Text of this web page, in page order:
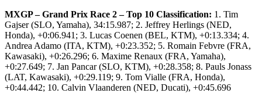
MXGP – Grand Prix Race 2 – Top 10 Classification: 1. Tim
Gajser (SLO, Yamaha), 34:15.987; 2. Jeffrey Herlings (NED,
Honda), +0:06.941; 3. Lucas Coenen (BEL, KTM), +0:13.334; 4.
Andrea Adamo (ITA, KTM), +0:23.352; 5. Romain Febvre (FRA,
Kawasaki), +0:26.296; 6. Maxime Renaux (FRA, Yamaha),
+0:27.649; 7. Jan Pancar (SLO, KTM), +0:28.358; 8. Pauls Jonass
(LAT, Kawasaki), +0:29.119; 9. Tom Vialle (FRA, Honda),
+0:44.442; 10. Calvin Vlaanderen (NED, Ducati), +0:45.696